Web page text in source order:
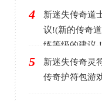
4
新迷失传奇道
议!(新的传奇
练等级的建议
5
新迷失传奇灵
传奇护符包游